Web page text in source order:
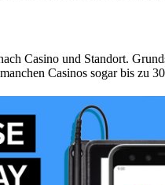
Casino und Standort.
Casinos sogar bis zu